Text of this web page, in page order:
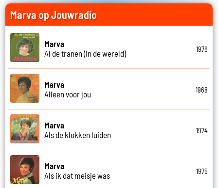
Marva op Jouwradio
Marva
Al de tranen (in de wereld)
1976
Marva
Alleen voor jou
1968
Marva
Als de klokken luiden
1974
Marva
Als ik dat meisje was
1975